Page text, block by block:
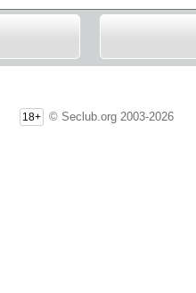
18+ © Seclub.org 2003-2026